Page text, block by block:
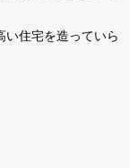
い住宅を造っていら